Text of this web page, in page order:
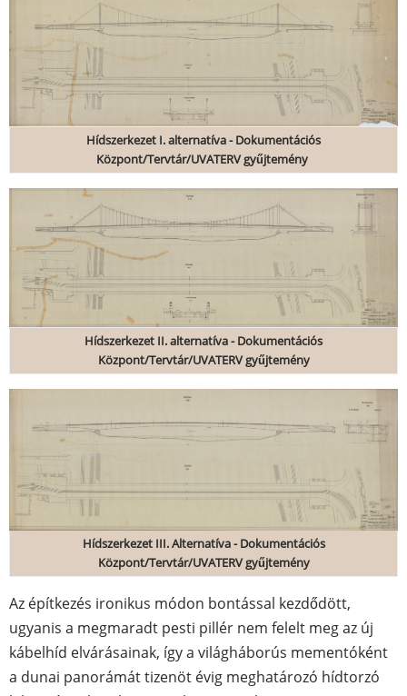
Hídszerkezet I. alternatíva - Dokumentációs
Központ/Tervtár/UVATERV gyűjtemény
Hídszerkezet II. alternatíva - Dokumentációs
Központ/Tervtár/UVATERV gyűjtemény
Hídszerkezet III. Alternatíva - Dokumentációs
Központ/Tervtár/UVATERV gyűjtemény
Az építkezés ironikus módon bontással kezdődött,
ugyanis a megmaradt pesti pillér nem felelt meg az új
kábelhíd elvárásainak, így a világháborús mementóként
a dunai panorámát tizenöt évig meghatározó hídtorzó